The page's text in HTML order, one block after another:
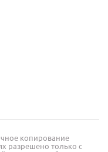
копирование
разрешено только с